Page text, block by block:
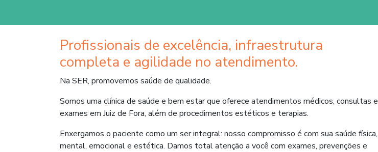
Profissionais de excelência, infraestrutura
completa e agilidade no atendimento.
Na SER, promovemos saúde de qualidade.
Somos uma clínica de saúde e bem estar que oferece atendimentos médicos, consultas e
exames em Juiz de Fora, além de procedimentos estéticos e terapias.
Enxergamos o paciente como um ser integral: nosso compromisso é com sua saúde física,
mental, emocional e estética. Damos total atenção a você com exames, prevenções e